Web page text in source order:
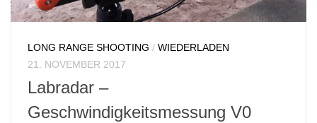
LONG RANGE SHOOTING / WIEDERLADEN
21. NOVEMBER 2017
Labradar –
Geschwindigkeitsmessung V0